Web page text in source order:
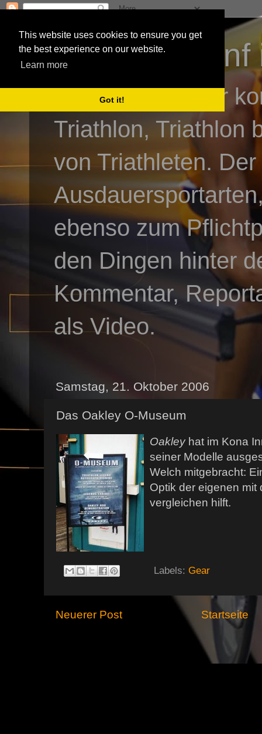
This website uses cookies to ensure you get
the best experience on our website.
Learn more
Got it!
3athlon - #dnf
Kai Baumgartner
Triathlon, Triathlon
von Triathleten.
ebenso zum
den Dingen hinter
Kommentar,
als Video.
Samstag, 21. Oktober 2006
Das Oakley O-Museum
Oakleyhat im Kona
seiner Modelle
Welch mitgebracht:
Optik der eigenen
vergleichen hilft.
Labels:Gear
Neuerer Post Startseite